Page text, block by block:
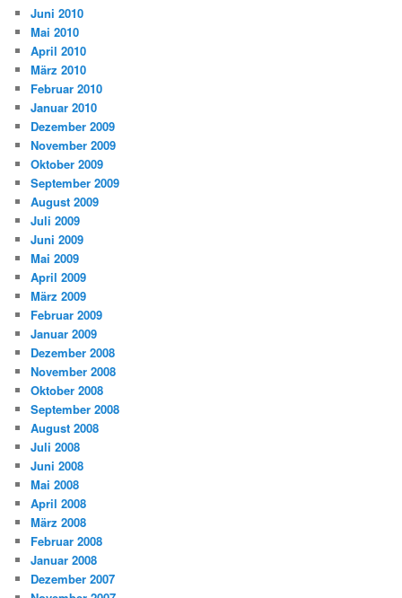
Juni 2010
Mai 2010
April 2010
März 2010
Februar 2010
Januar 2010
Dezember 2009
November 2009
Oktober 2009
September 2009
August 2009
Juli 2009
Juni 2009
Mai 2009
April 2009
März 2009
Februar 2009
Januar 2009
Dezember 2008
November 2008
Oktober 2008
September 2008
August 2008
Juli 2008
Juni 2008
Mai 2008
April 2008
März 2008
Februar 2008
Januar 2008
Dezember 2007